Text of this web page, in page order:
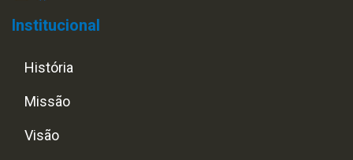
Institucional
História
Missão
Visão